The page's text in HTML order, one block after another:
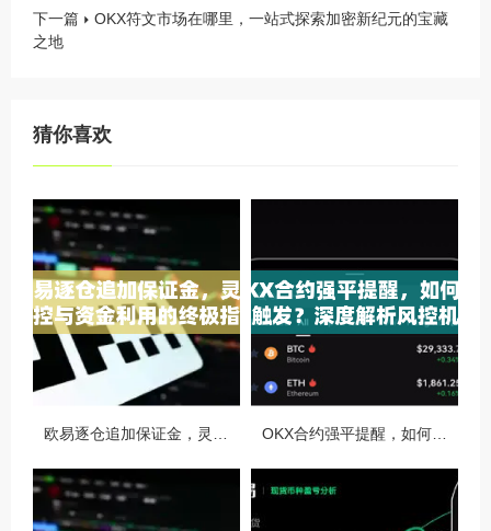
下一篇
OKX符文市场在哪里，一站式探索加密新纪元的宝藏
之地
猜你喜欢